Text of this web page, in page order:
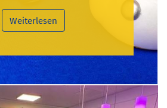
Weiterlesen